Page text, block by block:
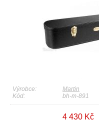
Výrobce:
Martin
Kód:
bh-m-891
4 430 Kč